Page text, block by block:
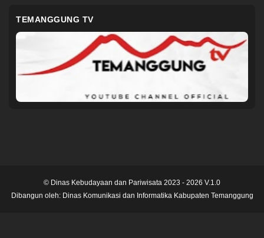
TEMANGGUNG TV
© Dinas Kebudayaan dan Pariwisata 2023 - 2026 V.1.0
Dibangun oleh: Dinas Komunikasi dan Informatika Kabupaten Temanggung